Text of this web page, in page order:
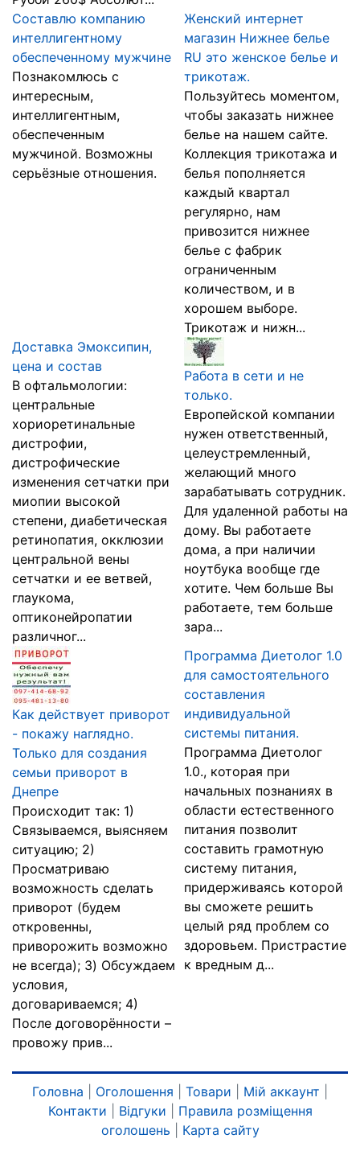
Составлю компанию
интеллигентному
обеспеченному мужчине
Познакомлюсь с
интересным,
интеллигентным,
обеспеченным
мужчиной. Возможны
серьёзные отношения.
Женский интернет
магазин Нижнее белье
RU это женское белье и
трикотаж.
Пользуйтесь моментом,
чтобы заказать нижнее
белье на нашем сайте.
Коллекция трикотажа и
белья пополняется
каждый квартал
регулярно, нам
привозится нижнее
белье с фабрик
ограниченным
количеством, и в
хорошем выборе.
Трикотаж и нижн...
Доставка Эмоксипин,
цена и состав
В офтальмологии:
центральные
хориоретинальные
дистрофии,
дистрофические
изменения сетчатки при
миопии высокой
степени, диабетическая
ретинопатия, окклюзии
центральной вены
сетчатки и ее ветвей,
глаукома,
оптиконейропатии
различног...
Работа в сети и не
только.
Европейской компании
нужен ответственный,
целеустремленный,
желающий много
зарабатывать сотрудник.
Для удаленной работы на
дому. Вы работаете
дома, а при наличии
ноутбука вообще где
хотите. Чем больше Вы
работаете, тем больше
зара...
Как действует приворот
- покажу наглядно.
Только для создания
семьи приворот в
Днепре
Происходит так: 1)
Связываемся, выясняем
ситуацию; 2)
Просматриваю
возможность сделать
приворот (будем
откровенны,
приворожить возможно
не всегда); 3) Обсуждаем
условия,
договариваемся; 4)
После договорённости –
провожу прив...
Программа Диетолог 1.0
для самостоятельного
составления
индивидуальной
системы питания.
Программа Диетолог
1.0., которая при
начальных познаниях в
области естественного
питания позволит
составить грамотную
систему питания,
придерживаясь которой
вы сможете решить
целый ряд проблем со
здоровьем. Пристрастие
к вредным д...
Головна Оголошення Товари Мій аккаунт
Контакти
Відгуки
Правила розміщення
оголошень
Карта сайту